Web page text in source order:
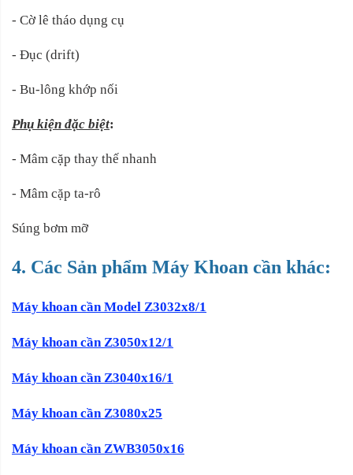
- Cờ lê tháo dụng cụ
- Đục (drift)
- Bu-lông khớp nối
Phụ kiện đặc biệt:
- Mâm cặp thay thế nhanh
- Mâm cặp ta-rô
Súng bơm mỡ
4. Các Sản phẩm Máy Khoan cần khác:
Máy khoan cần Model Z3032x8/1
Máy khoan cần Z3050x12/1
Máy khoan cần Z3040x16/1
Máy khoan cần Z3080x25
Máy khoan cần ZWB3050x16